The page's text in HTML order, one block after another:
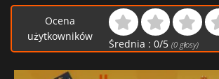
Ocena
użytkowników
Średnia : 0/5 (0głosy)